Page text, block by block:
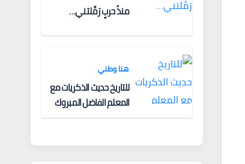
منذُ حربٍ رَمَّلتني…
هنا وطني
للتاريخ حديث الذكريات مع
المعلم الفاضل المبروك